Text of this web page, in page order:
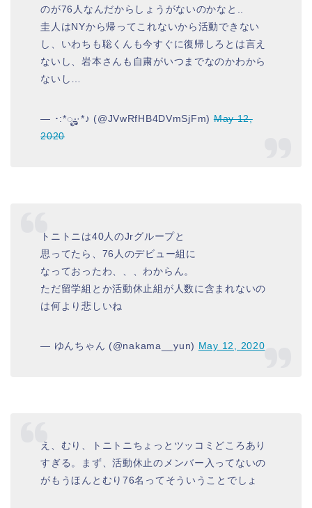
のが76人なんだからしょうがないのかなと..
圭人はNYから帰ってこれないから活動できない
し、いわちも聡くんも今すぐに復帰しろとは言え
ないし、岩本さんも自粛がいつまでなのかわから
ないし…
— ･:*ೄ‧͙·*♪ (@JVwRfHB4DVmSjFm)May 12,
2020
トニトニは40人のJrグループと
思ってたら、76人のデビュー組に
なっておったわ、、、わからん。
ただ留学組とか活動休止組が人数に含まれないの
は何より悲しいね
— ゆんちゃん (@nakama__yun) May 12, 2020
え、むり、トニトニちょっとツッコミどころあり
すぎる。まず、活動休止のメンバー入ってないの
がもうほんとむり76名ってそういうことでしょ